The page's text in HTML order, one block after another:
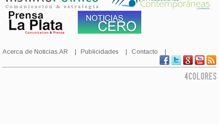
Acerca de Noticias.AR Publicidades Contacto